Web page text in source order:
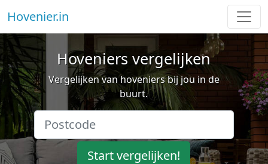
Hovenier.in
Hoveniers vergelijken
Vergelijken van hoveniers bij jou in de
buurt.
Start vergelijken!